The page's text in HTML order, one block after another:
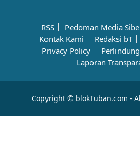
RSS Pedoman Media
Kontak Kami
Redaksi bT
Privacy Policy
Laporan
Copyright © blokTuban.com -